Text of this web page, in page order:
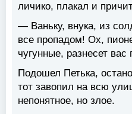
личико, плакал и
— Ваньку, внука, из
все пропадом! Ох,
чугунные, разнесет
Подошел Петька,
тот завопил на всю
непонятное, но злое.